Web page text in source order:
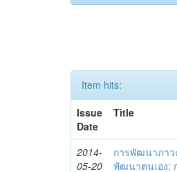
Item hits:
Issue
Date
Title
2014-
05-20
การพัฒนาภาว
พัฒนาตนเอง: